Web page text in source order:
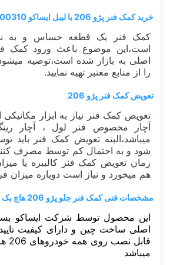
خرید کمک فنر پژو 206 با لیبل ایساکو 1500100310
کمک فنر یک قطعه حساس و به
است،این موضوع باعث ورود کمک
اصلی به بازار شده است،توصیه
را از منابع معتبر تهیه نمایید.
تعویض کمک فنر پژو 206
تعویض کمک فنر نیاز به ابزار مکانیکی
آچار مخصوص فنر لول ، آچار
میباشد،البته تعویض کمک فنر باید
شود و به احتمال کم توسط مصرف
زمان تعویض کمک فنر کالیبره یا
هم میخورد و نیاز است دوباره میزان
مشخصات فنی کمک فنر جلو پژو 206 هاچ بک و صندوق دار ایساکو
این محصول توسط شرکت ایساکو
اصلی ساخت چین و دارای کیفیت
میباشد